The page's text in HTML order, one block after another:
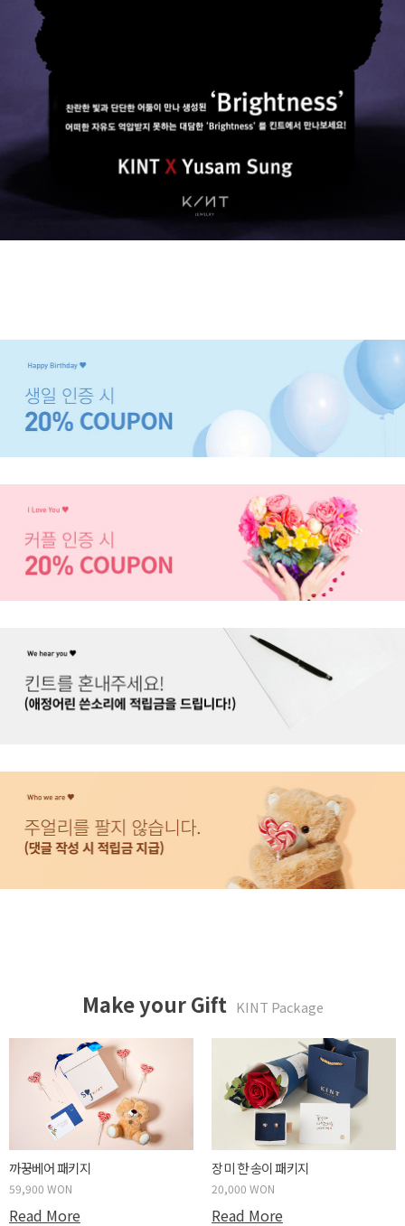
Make your Gift KINT Package
까꿍베어 패키지
59,900 WON
Read More
장미 한 송이 패키지
20,000 WON
Read More